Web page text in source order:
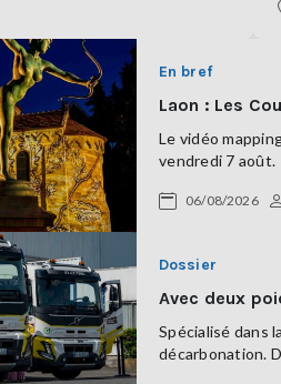
En bref
Laon : Les
Le vidéo
vendredi 7 août.
06/08/2026
Dossier
Avec deux
Spécialisé dans
décarbonation.